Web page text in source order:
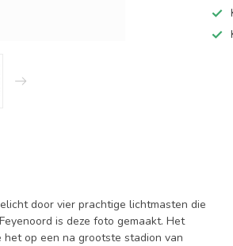
door vier prachtige lichtmasten die
is deze foto gemaakt. Het
het op een na grootste stadion van